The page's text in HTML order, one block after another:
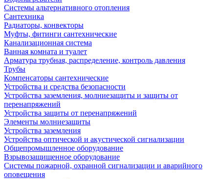
Системы альтернативного отопления
Сантехника
Радиаторы, конвекторы
Муфты, фитинги сантехнические
Канализационная система
Ванная комната и туалет
Арматура трубная, распределение, контроль давления
Трубы
Компенсаторы сантехнические
Устройства и средства безопасности
Устройства заземления, молниезащиты и защиты от
перенапряжений
Устройства защиты от перенапряжений
Элементы молниезащиты
Устройства заземления
Устройства оптической и акустической сигнализации
Общепромышленное оборудование
Взрывозащищенное оборудование
Системы пожарной, охранной сигнализации и аварийного
оповещения